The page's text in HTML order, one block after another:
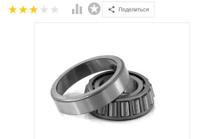
Поделиться